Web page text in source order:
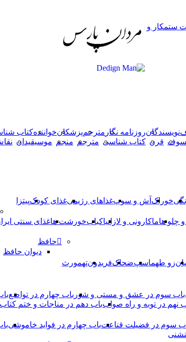
ستمکار و
نویسندگانروزنامه نگار مترجمپزشکانخوانندهکتاب
قرن کتاب شناسی مترجم منجم موسیقیدان
خوراک آش و سوپغذاهای رژیمیغذای کودکپیتزا
و چلو هاماکارونی و لازانیاکبابخورشت هاغذای سنتی
زو طهماسپ‏ضحاکفریدونتهمورث
حافظ
دیوان حافظ
باب سوم در عشق و مستی و شور باب چهارم در تواضع
نهم در توبه و راه صوابباب دهم در مناجات و ختم کتاب
سوم در فضیلت قناعتباب چهارم در فواید خاموشى